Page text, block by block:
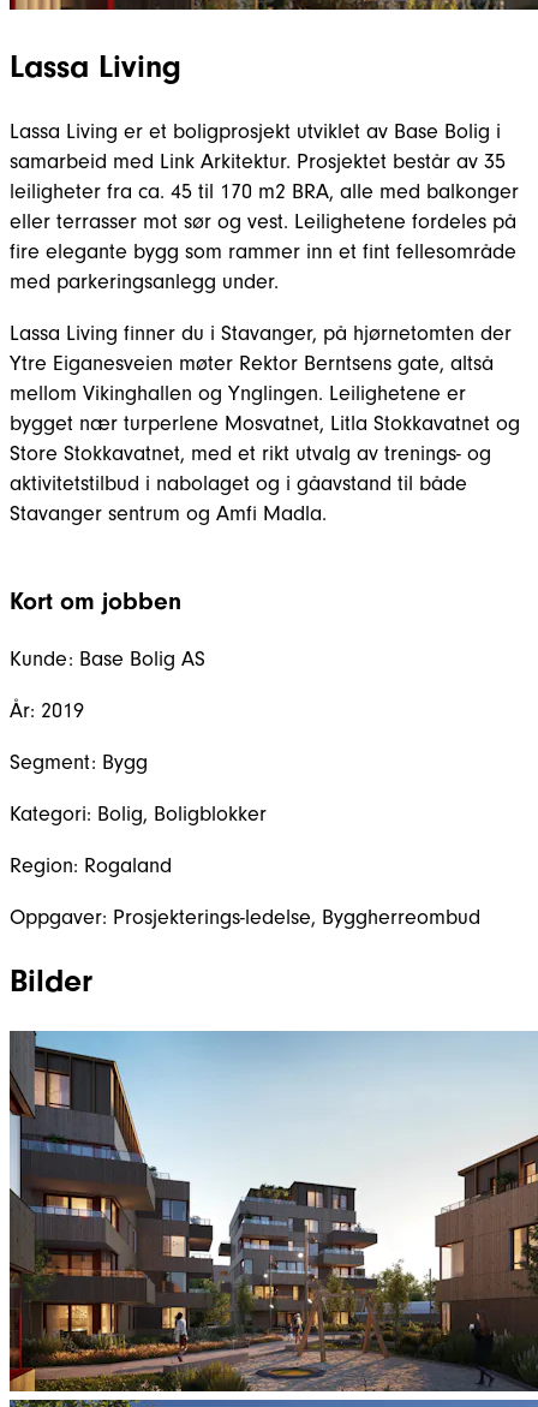
Lassa Living
Lassa Living er et boligprosjekt utviklet av Base Bolig i
samarbeid med Link Arkitektur. Prosjektet består av 35
leiligheter fra ca. 45 til 170 m2 BRA, alle med balkonger
eller terrasser mot sør og vest. Leilighetene fordeles på
fire elegante bygg som rammer inn et fint fellesområde
med parkeringsanlegg under.
Lassa Living finner du i Stavanger, på hjørnetomten der
Ytre Eiganesveien møter Rektor Berntsens gate, altså
mellom Vikinghallen og Ynglingen. Leilighetene er
bygget nær turperlene Mosvatnet, Litla Stokkavatnet og
Store Stokkavatnet, med et rikt utvalg av trenings- og
aktivitetstilbud i nabolaget og i gåavstand til både
Stavanger sentrum og Amfi Madla.
Kort om jobben
Kunde: Base Bolig AS
År: 2019
Segment: Bygg
Kategori: Bolig, Boligblokker
Region: Rogaland
Oppgaver: Prosjekterings-ledelse, Byggherreombud
Bilder